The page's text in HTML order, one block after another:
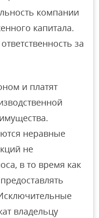
компании
капитала.
за
и платят
неравные
не
в то время как
владельцу